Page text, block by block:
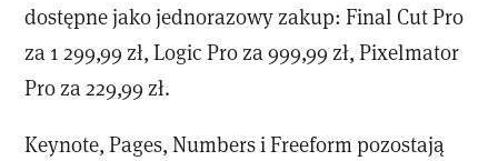
dostępne jako jednorazowy zakup: Final Cut Pro
za 1 299,99 zł, Logic Pro za 999,99 zł, Pixelmator
Pro za 229,99 zł.
Keynote, Pages, Numbers i Freeform pozostają